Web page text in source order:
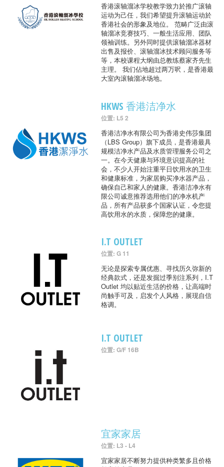
香港滚轴溜冰学校教学致力於推广滚轴
运动为己任，我们希望提升滚轴运动於
香港社会的形象及地位。 范畴广泛由滚
轴溜冰竞赛技巧、一般生活应用、团队
领袖训练。另外同时提供滚轴溜冰器材
出售及报价、滚轴溜冰技术顾问服务等
等，本校课程大纲由总教练蔡家齐先生
主理。 我们佔地超过两万呎，是香港最
大室內滚轴溜冰场地。
HKWS 香港洁净水
位置: L5 2
香港洁净水有限公司为香港史伟莎集团
（LBS Group）旗下成员，是香港最具
规模洁净水产品及水质管理服务公司之
一。在今天健康与环境意识提高的社
会，不少人开始注重平日饮用水的卫生
和健康标准，为家居购买净水器产品，
确保自己和家人的健康。香港洁净水有
限公司诚意推荐选用他们的净水机产
品，所有产品获多个国家认证，令您提
高饮用水的水质，保障您的健康。
I.T OUTLET
位置: G 11
无论是探索专属优惠、寻找历久弥新的
经典款式，还是发掘过季别注系列，I.T
Outlet 均以贴近生活的价格，让高端时
尚触手可及，启发个人风格，展现自信
格调。
I.T OUTLET
位置: G/F 16B
宜家家居
位置: L3 - L4
宜家家居不断努力提供种类繁多且价格